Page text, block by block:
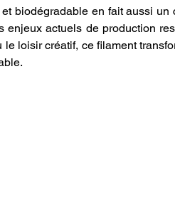
biodégradable en fait aussi un
enjeux actuels de production
loisir créatif, ce filament